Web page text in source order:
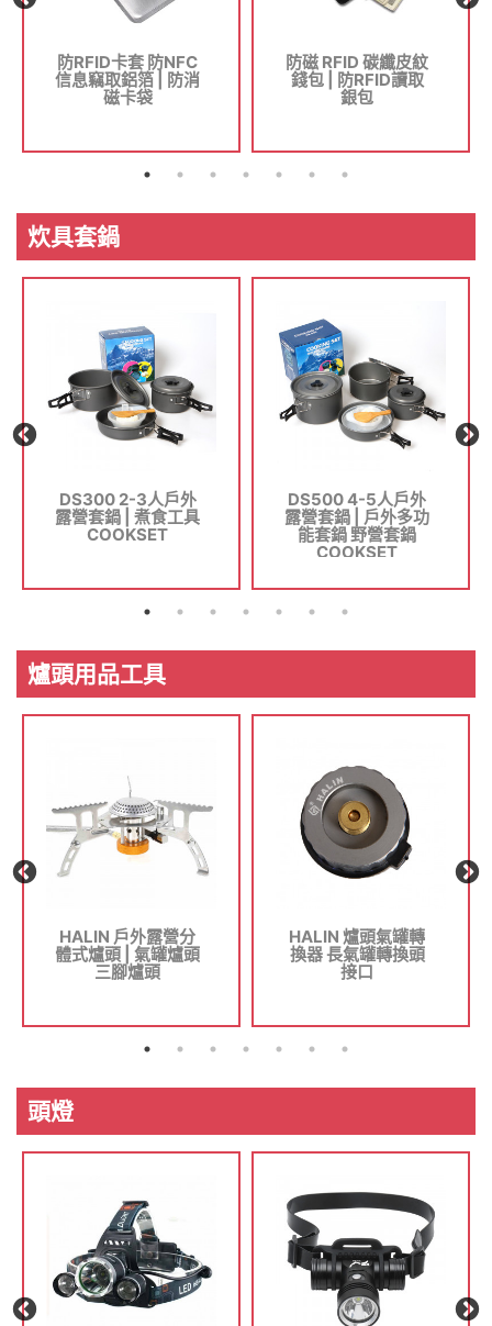
防RFID卡套 防NFC
信息竊取鋁箔 | 防消
磁卡袋
防磁 RFID 碳纖皮紋
錢包 | 防RFID讀取
銀包
炊具套鍋
DS300 2-3人戶外
露營套鍋 | 煮食工具
COOKSET
DS500 4-5人戶外
露營套鍋 | 戶外多功
能套鍋 野營套鍋
COOKSET
爐頭用品工具
HALIN 戶外露營分
體式爐頭 | 氣罐爐頭
三腳爐頭
HALIN 爐頭氣罐轉
換器 長氣罐轉換頭
接口
頭燈